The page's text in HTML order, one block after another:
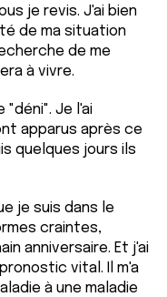
je revis. J'ai bien
de ma situation
de me
à vivre.
Je l'ai
apparus après ce
quelques jours ils
je suis dans le
craintes,
anniversaire. Et j'ai
vital. Il m'a
à une maladie